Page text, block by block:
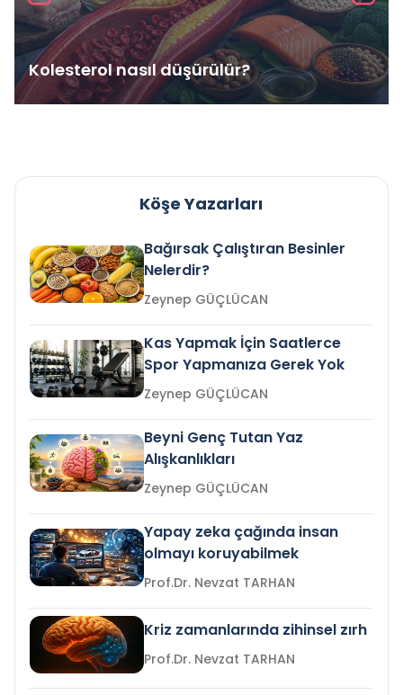
Kolesterol nasıl düşürülür?
Köşe Yazarları
Bağırsak Çalıştıran Besinler
Nelerdir?
Zeynep GÜÇLÜCAN
Kas Yapmak İçin Saatlerce
Spor Yapmanıza Gerek Yok
Zeynep GÜÇLÜCAN
Beyni Genç Tutan Yaz
Alışkanlıkları
Zeynep GÜÇLÜCAN
Yapay zeka çağında insan
olmayı koruyabilmek
Prof.Dr. Nevzat TARHAN
Kriz zamanlarında zihinsel zırh
Prof.Dr. Nevzat TARHAN